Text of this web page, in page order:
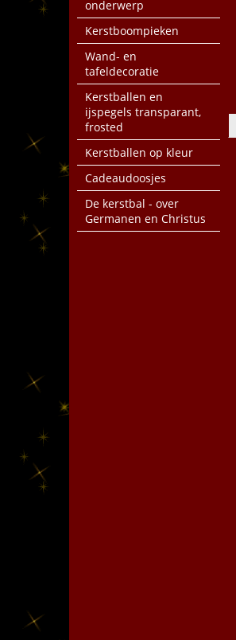
onderwerp
Kerstboompieken
Wand- en
tafeldecoratie
Kerstballen en
ijspegels transparant,
frosted
Kerstballen op kleur
Cadeaudoosjes
De kerstbal - over
Germanen en Christus